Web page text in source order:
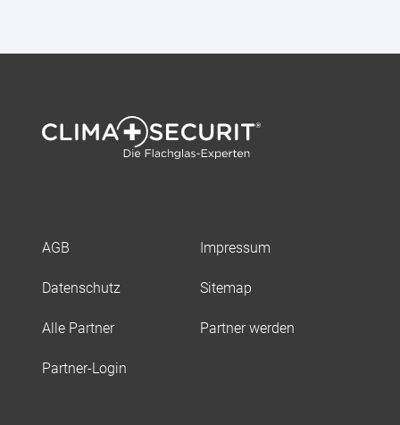
AGB Impressum
Datenschutz Sitemap
Alle Partner Partner werden
Partner-Login